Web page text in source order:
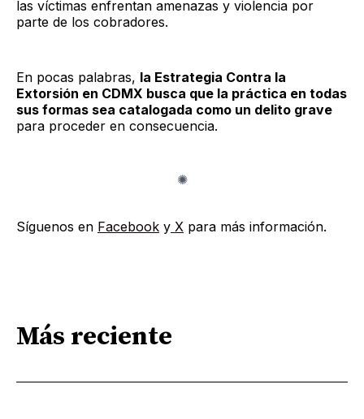
las víctimas enfrentan amenazas y violencia por
parte de los cobradores.
En pocas palabras, la Estrategia Contra la
Extorsión en CDMX busca que la práctica en todas
sus formas sea catalogada como un delito grave
para proceder en consecuencia.
Síguenos en Facebook y X para más información.
Más reciente